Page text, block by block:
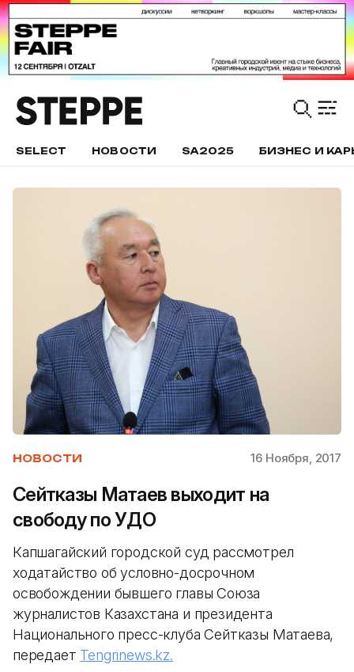
SELECT НОВОСТИ SA2025 БИЗНЕС И
НОВОСТИ 16 Ноября, 2017
Сейтказы Матаев выходит на
свободу по УДО
Капшагайский городской суд рассмотрел
ходатайство об условно-досрочном
освобождении бывшего главы Союза
журналистов Казахстана и президента
Национального пресс-клуба Сейтказы Матаева,
передает Tengrinews.kz.